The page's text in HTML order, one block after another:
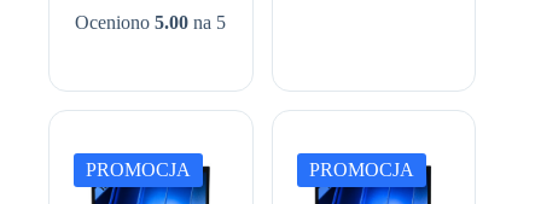
Oceniono5.00 na 5
PROMOCJA PROMOCJA